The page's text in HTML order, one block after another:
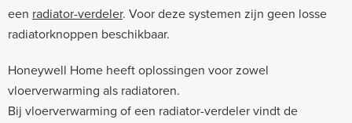
een radiator-verdeler. Voor deze systemen zijn geen losse
radiatorknoppen beschikbaar.
Honeywell Home heeft oplossingen voor zowel
vloerverwarming als radiatoren.
Bij vloerverwarming of een radiator-verdeler vindt de